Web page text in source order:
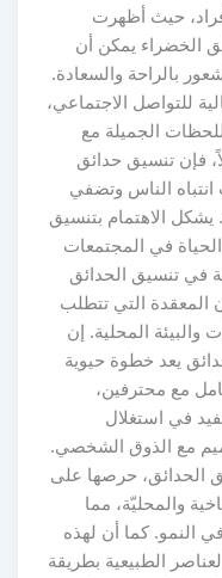
حيث أظهرت
الخضراء يمكن أن
بالراحة والسعادة.
للتواصل الاجتماعي،
الجميلة مع
فإن تنسيق حدائق
الناس وتضفي
الاهتمام بتنسيق
الحياة في المجتمعات
في تنسيق الحدائق
المعقدة التي تتطلب
والبيئة المحلية. إن
يعد خطوة حيوية
مع محترفين،
في استغلال
مع الذوق الشخصي.
حرصها على
والمحليّة، مما
النمو. كما أن لهذه
الطبيعية بطريقة